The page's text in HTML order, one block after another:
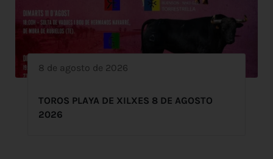
8 de agosto de 2026
TOROS PLAYA DE XILXES 8 DE AGOSTO
2026